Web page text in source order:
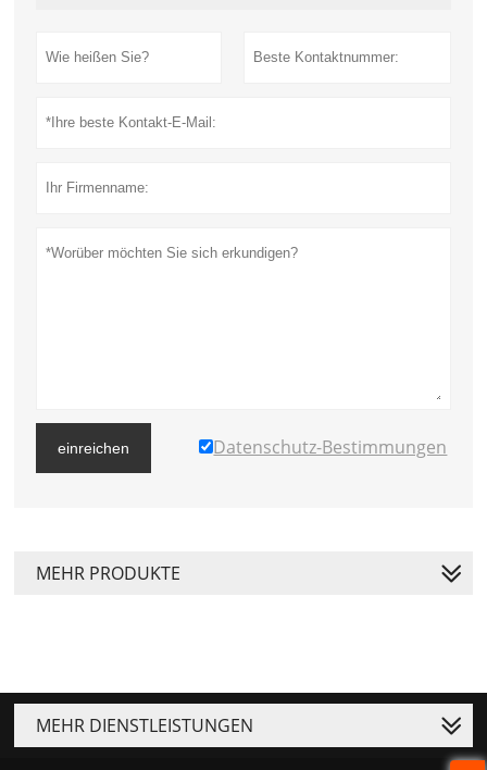
einreichen Datenschutz-Bestimmungen
MEHR PRODUKTE
MEHR DIENSTLEISTUNGEN